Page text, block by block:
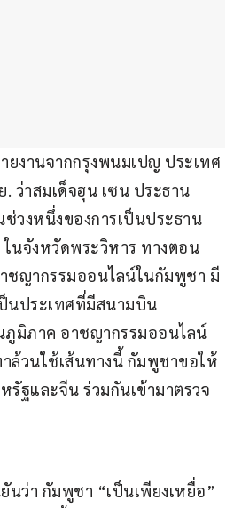
ยงานจากกรุงพนมเปญ ประเทศ
ว่าสมเด็จฮุน เซน ประธาน
วงหนึ่งของการเป็นประธาน
นจังหวัดพระวิหาร ทางตอน
ชญากรรมออนไลน์ในกัมพูชา มี
นประเทศที่มีสนามบิน
มิภาค อาชญากรรมออนไลน์
ล้วนใช้เส้นทางนี้ กัมพูชาขอให้
รัฐและจีน ร่วมกันเข้ามาตรวจ
นว่า กัมพูชา “เป็นเพียงเหยื่อ”